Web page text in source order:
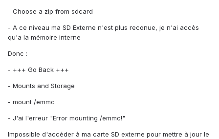
- Choose a zip from sdcard
- A ce niveau ma SD Externe n'est plus reconue, je n'ai accès
qu'a la mémoire interne
Donc :
- +++ Go Back +++
- Mounts and Storage
- mount /emmc
- J'ai l'erreur "Error mounting /emmc!"
Impossible d'accéder à ma carte SD externe pour mettre à jour le